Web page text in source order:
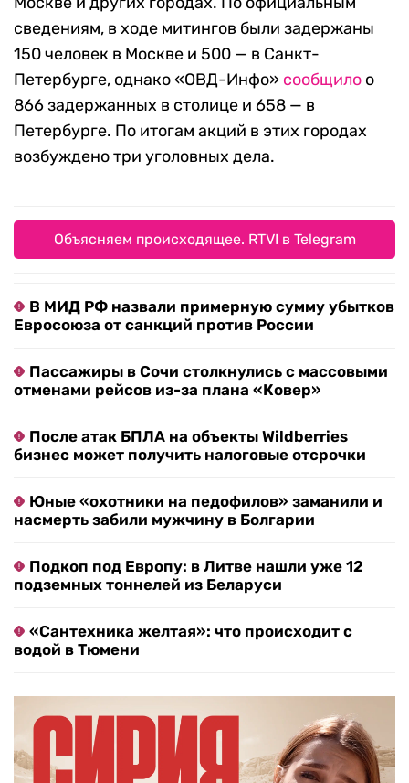
сведениям, в ходе митингов были задержаны
150 человек в Москве и 500 — в Санкт-
Петербурге, однако «ОВД-Инфо» сообщило о
866 задержанных в столице и 658 — в
Петербурге. По итогам акций в этих городах
возбуждено три уголовных дела.
Объясняем происходящее. RTVI в Telegram
В МИД РФ назвали примерную сумму убытков
Евросоюза от санкций против России
Пассажиры в Сочи столкнулись с массовыми
отменами рейсов из-за плана «Ковер»
После атак БПЛА на объекты Wildberries
бизнес может получить налоговые отсрочки
Юные «охотники на педофилов» заманили и
насмерть забили мужчину в Болгарии
Подкоп под Европу: в Литве нашли уже 12
подземных тоннелей из Беларуси
«Сантехника желтая»: что происходит с
водой в Тюмени